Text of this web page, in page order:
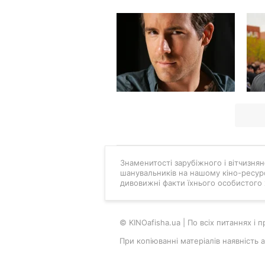
Знаменитості зарубіжного і
шанувальників на нашому кіно-
дивовижні факти їхнього особистого
© KINOafisha.ua | По всіх питаннях і
При копіюванні матеріалів